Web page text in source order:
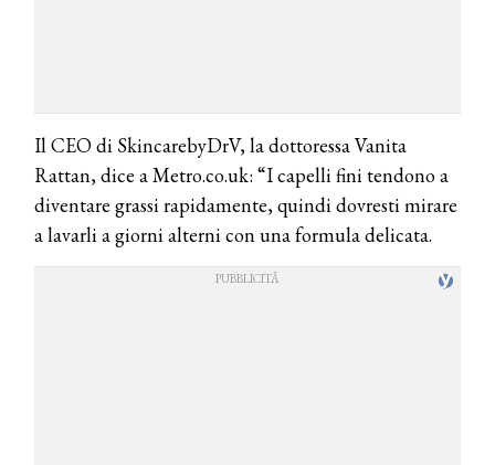
Il CEO di SkincarebyDrV, la dottoressa Vanita
Rattan, dice a Metro.co.uk: “I capelli fini tendono a
diventare grassi rapidamente, quindi dovresti mirare
a lavarli a giorni alterni con una formula delicata.